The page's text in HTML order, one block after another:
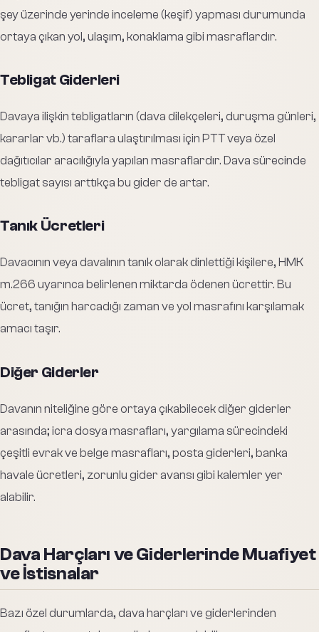
şey üzerinde yerinde inceleme (keşif) yapması durumunda
ortaya çıkan yol, ulaşım, konaklama gibi masraflardır.
Tebligat Giderleri
Davaya ilişkin tebligatların (dava dilekçeleri, duruşma günleri,
kararlar vb.) taraflara ulaştırılması için PTT veya özel
dağıtıcılar aracılığıyla yapılan masraflardır. Dava sürecinde
tebligat sayısı arttıkça bu gider de artar.
Tanık Ücretleri
Davacının veya davalının tanık olarak dinlettiği kişilere, HMK
m.266 uyarınca belirlenen miktarda ödenen ücrettir. Bu
ücret, tanığın harcadığı zaman ve yol masrafını karşılamak
amacı taşır.
Diğer Giderler
Davanın niteliğine göre ortaya çıkabilecek diğer giderler
arasında; icra dosya masrafları, yargılama sürecindeki
çeşitli evrak ve belge masrafları, posta giderleri, banka
havale ücretleri, zorunlu gider avansı gibi kalemler yer
alabilir.
Dava Harçları ve Giderlerinde Muafiyet
ve İstisnalar
Bazı özel durumlarda, dava harçları ve giderlerinden